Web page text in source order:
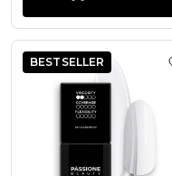
BESTSELLER